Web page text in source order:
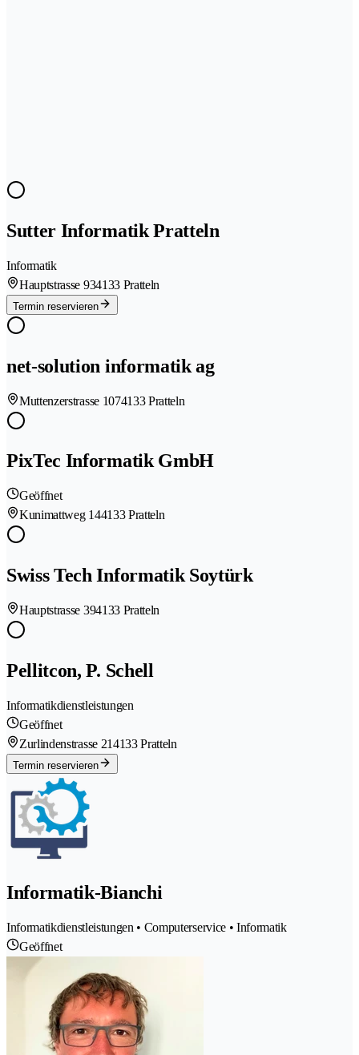
Sutter Informatik Pratteln
Informatik
Hauptstrasse 934133 Pratteln
Termin reservieren
net-solution informatik ag
Muttenzerstrasse 1074133 Pratteln
PixTec Informatik GmbH
Geöffnet
Kunimattweg 144133 Pratteln
Swiss Tech Informatik Soytürk
Hauptstrasse 394133 Pratteln
Pellitcon, P. Schell
Informatikdienstleistungen
Geöffnet
Zurlindenstrasse 214133 Pratteln
Termin reservieren
Informatik-Bianchi
Informatikdienstleistungen • Computerservice • Informatik
Geöffnet